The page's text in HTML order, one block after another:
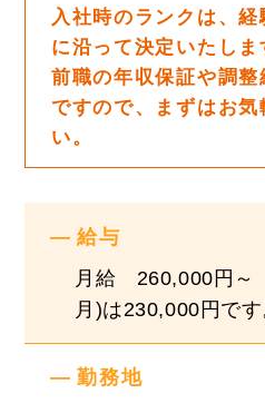
洗車
掃除機掛け
車の移動（敷地内）
etc...
・洗車道具は全てご用意
・制服（つなぎ）支給！
創業以来、毎年右肩上が
に売上高152億を達成しま
ます！！
入社時のランクは、
に沿って決定いたしま
前職の年収保証や調
ですので、まずはお気
い。
給与
月給 260,000円
月)は230,000円です
勤務地